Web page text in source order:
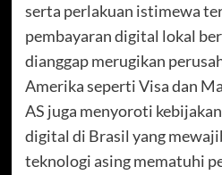
serta perlakuan istimewa
pembayaran digital lokal
dianggap merugikan
Amerika seperti Visa dan
AS juga menyoroti
digital di Brasil yang
teknologi asing mematuhi